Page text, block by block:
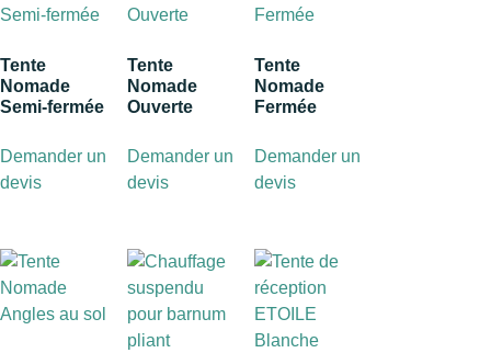
Tente
Nomade
Semi-fermée
Demander un
devis
Tente
Nomade
Ouverte
Demander un
devis
Tente
Nomade
Fermée
Demander un
devis